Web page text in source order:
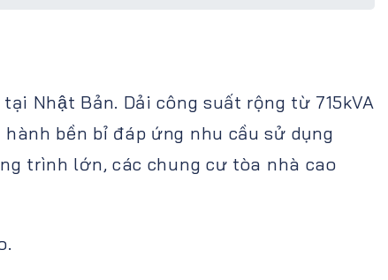
Nhật Bản. Dải công suất rộng từ 715kVA
bền bỉ đáp ứng nhu cầu sử dụng
trình lớn, các chung cư tòa nhà cao